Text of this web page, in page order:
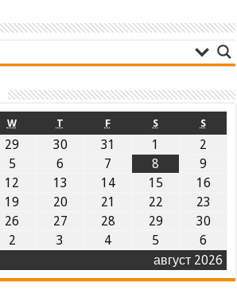
август 2026
W T F S S
29 30 31 1
2
5 6 7 8
9
12 13 14 15
16
19 20 21 22
23
26 27 28 29
30
2 3 4 5 6